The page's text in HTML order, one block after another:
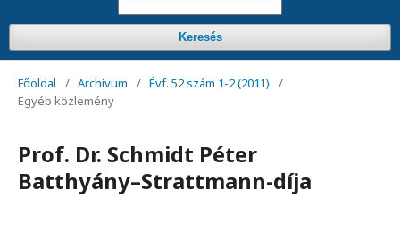
Keresés
Főoldal / Archívum / Évf. 52 szám 1-2 (2011)
/
Egyéb közlemény
Prof. Dr. Schmidt Péter
Batthyány–Strattmann-díja